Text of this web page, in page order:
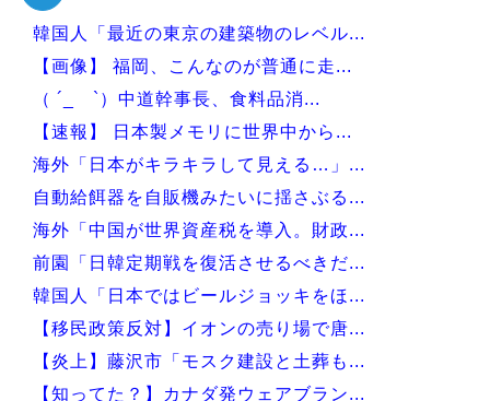
Powered by livedoor 相互RSS
韓国人「最近の東京の建築物のレベル...
【画像】 福岡、こんなのが普通に走...
（ ´_ゝ`）中道幹事長、食料品消...
【速報】 日本製メモリに世界中から...
海外「日本がキラキラして見える…」...
自動給餌器を自販機みたいに揺さぶる...
海外「中国が世界資産税を導入。財政...
前園「日韓定期戦を復活させるべきだ...
韓国人「日本ではビールジョッキをほ...
【移民政策反対】イオンの売り場で唐...
【炎上】藤沢市「モスク建設と土葬も...
【知ってた？】カナダ発ウェアブラン...